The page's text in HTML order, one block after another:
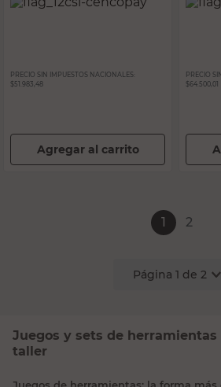
PRECIO SIN IMPUESTOS NACIONALES:
$51.983,48
Agregar al carrito
PRECIO
$64.500,01
1 2
Página 1 de 2
Juegos y sets de
taller